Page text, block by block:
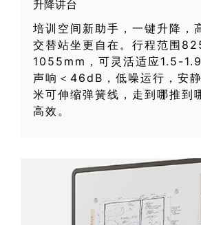
升降讲台
培训空间新助手，一键升降，
交替站坐更自在。行程范围
1055mm，可灵活适应1.5-
声响＜46dB，低噪运行，安
米可伸缩弹簧线，走到哪推到
高效。